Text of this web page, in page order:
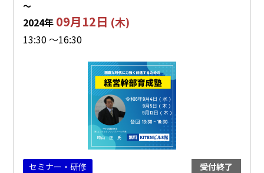
〜
2024年 09月12日 (木)
13:30 ～16:30
セミナー・研修 受付終了